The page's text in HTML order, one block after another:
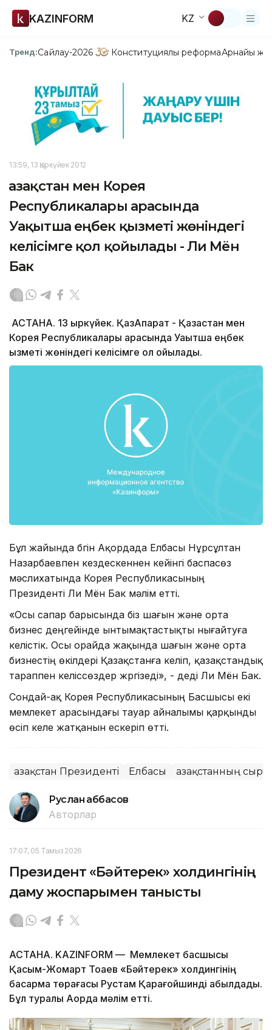
KAZINFORM KZ
Тренд:Сайлау-2026 Конституциялық реформаАрнайы
13:59, 13 Қыркүйек 2012
Қазақстан мен Корея
Республикалары арасында
Уақытша еңбек қызметі жөніндегі
келісімге қол қойылады - Ли Мён
Бак
АСТАНА. 13 қыркүйек. ҚазАқпарат - Қазақстан мен
Корея Республикалары арасында Уақытша еңбек
қызметі жөніндегі келісімге қол қойылады.
Бұл жайында бүгін Ақордада Елбасы Нұрсұлтан
Назарбаевпен кездескеннен кейінгі баспасөз
мәслихатында Корея Республикасының
Президенті Ли Мён Бак мәлім етті.
«Осы сапар барысында біз шағын және орта
бизнес деңгейінде ынтымақтастықты нығайтуға
келістік. Осы орайда жақында шағын және орта
бизнестің өкілдері Қазақстанға келіп, қазақстандық
тараппен келіссөздер жүргізеді», - деді Ли Мён Бак.
Сондай-ақ Корея Республикасының Басшысы екі
мемлекет арасындағы тауар айналымы қарқынды
өсіп келе жатқанын ескеріп өтті.
Қазақстан Президенті Елбасы Қазақстанның
Руслан Ғаббасов
Авторлар
17:07, 05 Тамыз 2026
Президент «Бәйтерек» холдингінің
даму жоспарымен танысты
АСТАНА. KAZINFORM — Мемлекет басшысы
Қасым-Жомарт Тоқаев «Бәйтерек» холдингінің
басқарма төрағасы Рустам Қарағойшинді қабылдады.
Бұл туралы Ақорда мәлім етті.